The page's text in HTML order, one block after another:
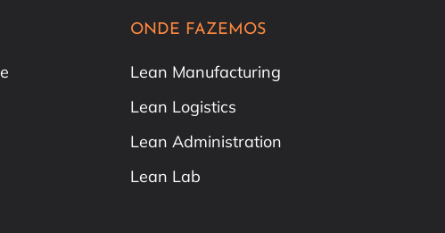
ONDE FAZEMOS
Lean Manufacturing
Lean Logistics
Lean Administration
Lean Lab